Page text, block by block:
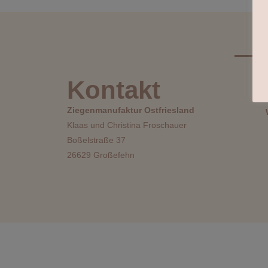
Kontakt
Ziegenmanufaktur Ostfriesland
Klaas und Christina Froschauer
Boßelstraße 37
26629 Großefehn